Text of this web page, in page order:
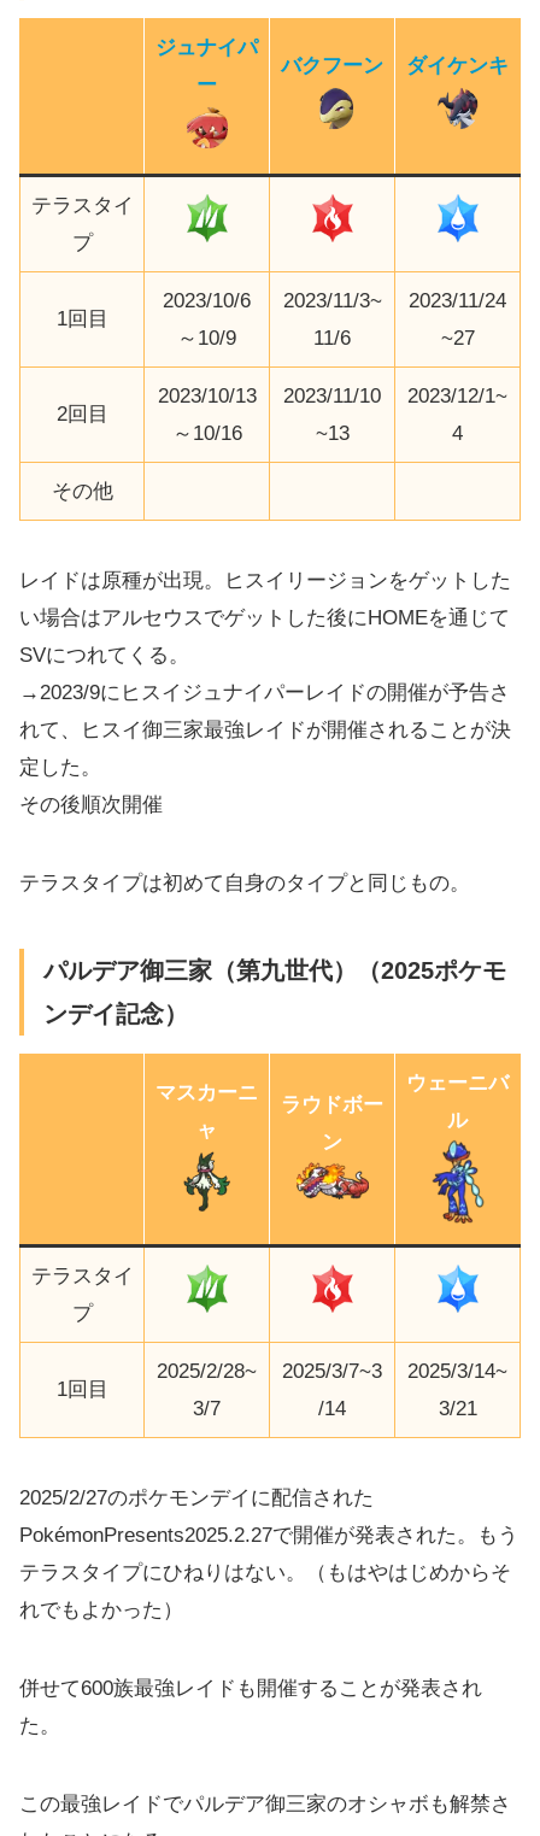
ジュナイパ
ー
バクフーン ダイケンキ
テラスタイ
プ
1回目
2023/10/6
～10/9
2023/11/3~
11/6
2023/11/24
~27
2回目
2023/10/13
～10/16
2023/11/10
~13
2023/12/1~
4
その他
レイドは原種が出現。ヒスイリージョンをゲットした
い場合はアルセウスでゲットした後にHOMEを通じて
SVにつれてくる。
→2023/9にヒスイジュナイパーレイドの開催が予告さ
れて、ヒスイ御三家最強レイドが開催されることが決
定した。
その後順次開催
テラスタイプは初めて自身のタイプと同じもの。
パルデア御三家（第九世代）（2025ポケモ
ンデイ記念）
マスカーニ
ャ
ラウドボー
ン
ウェーニバ
ル
テラスタイ
プ
1回目
2025/2/28~
3/7
2025/3/7~3
/14
2025/3/14~
3/21
2025/2/27のポケモンデイに配信された
PokémonPresents2025.2.27で開催が発表された。もう
テラスタイプにひねりはない。（もはやはじめからそ
れでもよかった）
併せて600族最強レイドも開催することが発表され
た。
この最強レイドでパルデア御三家のオシャボも解禁さ